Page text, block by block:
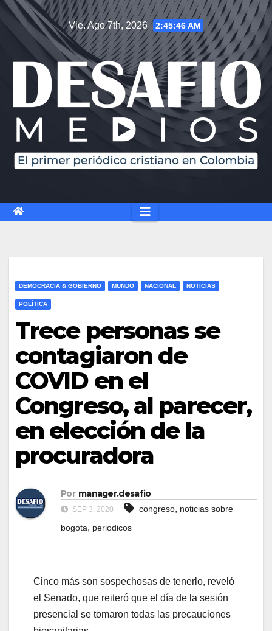
Saltar
contenido
Vie. Ago 7th, 2026 2:45:46 AM
DEMOCRACIA & GOBIERNO MUNDO NACIONAL NOTICIAS
POLÍTICA
Trece personas se
contagiaron de
COVID en el
Congreso, al parecer,
en elección de la
procuradora
Por manager.desafio
SEP 3, 2020 congreso, noticias sobre
bogota, periodicos
Cinco más son sospechosas de tenerlo, reveló
el Senado, que reiteró que el día de la sesión
presencial se tomaron todas las precauciones